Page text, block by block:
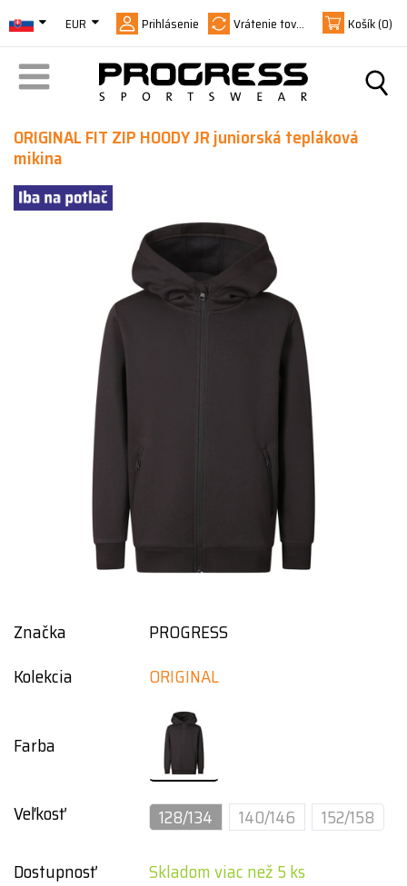
EUR Prihlásenie Vrátenie tovaru Košík(0)
ORIGINAL FIT ZIP HOODY JR juniorská tepláková
mikina
Značka
PROGRESS
Kolekcia
ORIGINAL
Farba
Veľkosť 128/134 140/146
152/158
Dostupnosť
Skladom viac než 5 ks